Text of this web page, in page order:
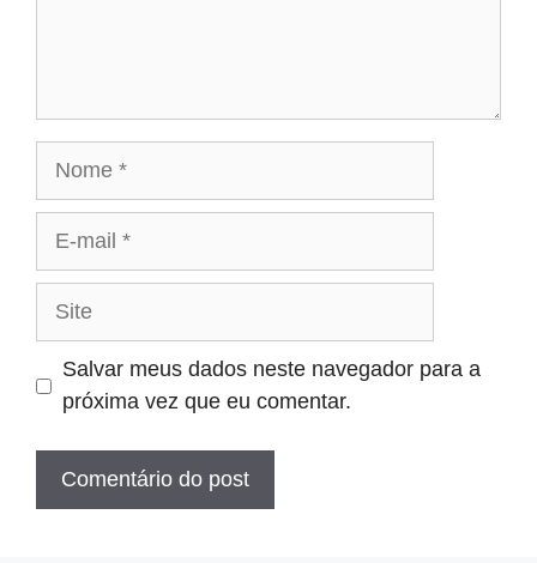
Site
Salvar meus dados neste navegador para a
próxima vez que eu comentar.